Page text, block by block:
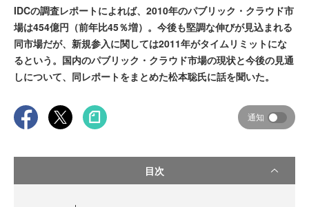
IDCの調査レポートによれば、2010年のパブリック・クラウド市
場は454億円（前年比45％増）。今後も堅調な伸びが見込まれる
同市場だが、新規参入に関しては2011年がタイムリミットにな
るという。国内のパブリック・クラウド市場の現状と今後の見通
しについて、同レポートをまとめた松本聡氏に話を聞いた。
通知
目次